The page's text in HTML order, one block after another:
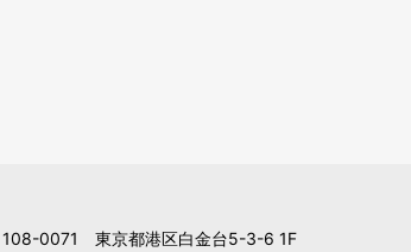
108-0071 東京都港区白金台5-3-6 1F